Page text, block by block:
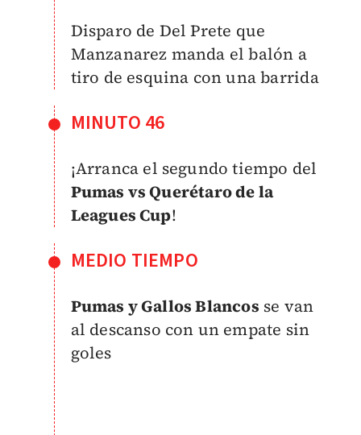
Disparo de Del Prete que
Manzanarez manda el balón a
tiro de esquina con una barrida
MINUTO 46
¡Arranca el segundo tiempo del
Pumas vs Querétaro de la
Leagues Cup!
MEDIO TIEMPO
Pumas y Gallos Blancos se van
al descanso con un empate sin
goles